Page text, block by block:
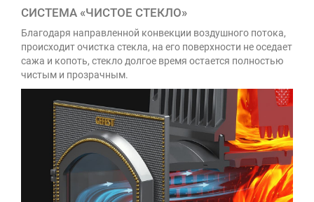
СИСТЕМА «ЧИСТОЕ СТЕКЛО»
Благодаря направленной конвекции воздушного потока,
происходит очистка стекла, на его поверхности не оседает
сажа и копоть, стекло долгое время остается полностью
чистым и прозрачным.